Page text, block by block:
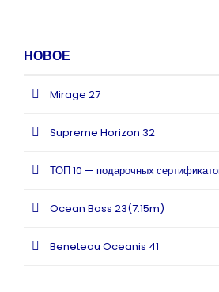
НОВОЕ
Mirage 27
Supreme Horizon 32
ТОП 10 — подарочных
Ocean Boss 23(7.15m)
Beneteau Oceanis 41